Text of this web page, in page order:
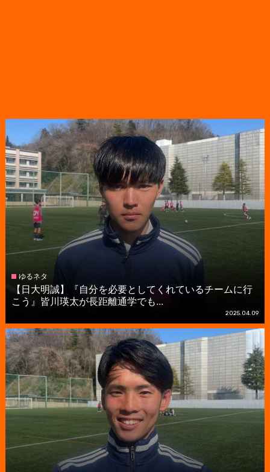
ゆるネタ
【日大明誠】『自分を必要としてくれているチームに行
こう』皆川瑛太が長距離通学でも...
2025.04.09